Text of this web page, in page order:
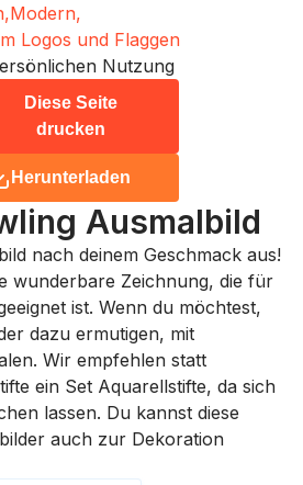
Modern,
Logos und Flaggen
Nutzung
Diese Seite
drucken
Herunterladen
Ausmalbild
nach deinem Geschmack aus!
wunderbare Zeichnung, die für
ist. Wenn du möchtest,
dazu ermutigen, mit
Wir empfehlen statt
ein Set Aquarellstifte, da sich
lassen. Du kannst diese
auch zur Dekoration